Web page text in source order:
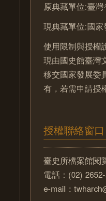
原典藏單位:臺
現典藏單位:國
使用限制與授權
現由國史館臺灣
移交國家發展委
有，若需申請授
授權聯絡窗口
臺史所檔案館閱
電話：(02)
e-mail：